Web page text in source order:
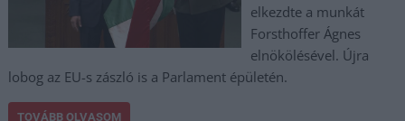
elkezdte a munkát
Forsthoffer Ágnes
elnökölésével. Újra
lobog az EU-s zászló is a Parlament épületén.
TOVÁBB OLVASOM